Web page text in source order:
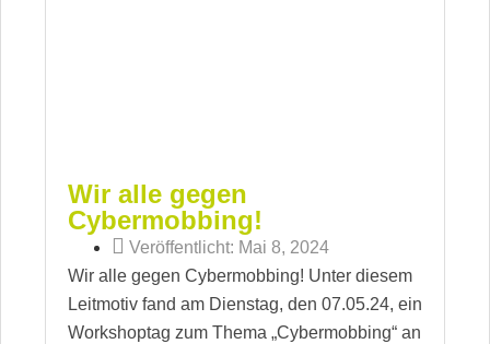
Wir alle gegen
Cybermobbing!
Veröffentlicht: Mai 8, 2024
Wir alle gegen Cybermobbing! Unter diesem
Leitmotiv fand am Dienstag, den 07.05.24, ein
Workshoptag zum Thema „Cybermobbing“ an